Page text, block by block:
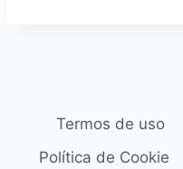
Termos de uso
Política de Cookie